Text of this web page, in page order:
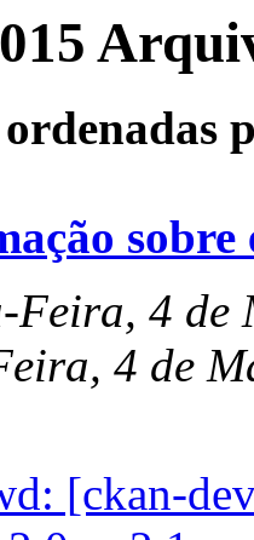
sobre
Feira, 4 de
4 de
[ckan-